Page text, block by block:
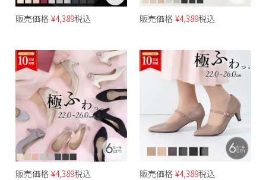
販売価格 ¥4,389税込 販売価格 ¥4,389税込
販売価格 ¥4,389税込 販売価格 ¥4,389税込